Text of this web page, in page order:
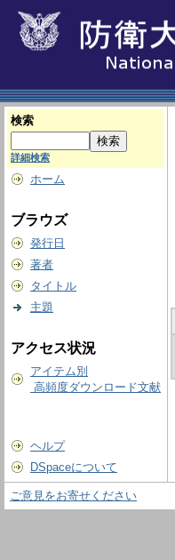
検索
詳細検索
ホーム
ブラウズ
発行日
著者
タイトル
主題
アクセス状況
アイテム別
高頻度ダウンロード文献
ヘルプ
DSpaceについて
ご意見をお寄せください